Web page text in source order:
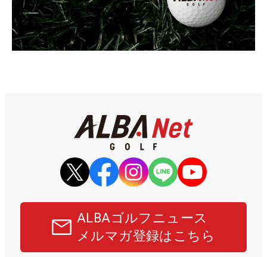
ALBAゴルフニュース
メルマガ登録はこちら